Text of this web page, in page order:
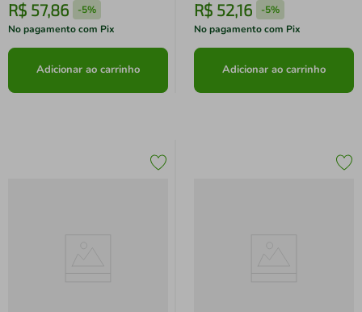
R$ 57,86 -5%
No pagamento com Pix
Adicionar ao carrinho
R$ 52,16 -5%
No pagamento com Pix
Adicionar ao carrinho